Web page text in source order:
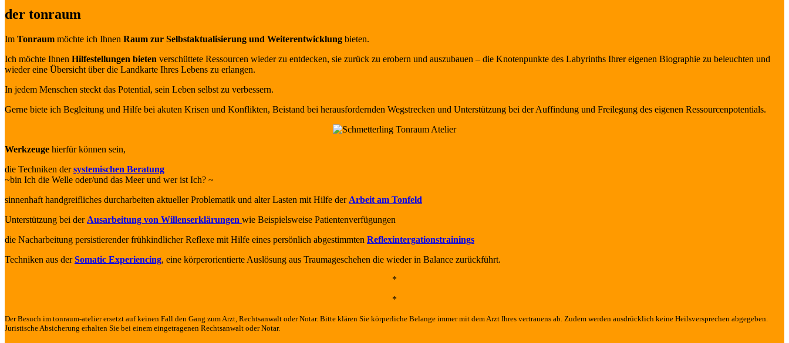
der tonraum
Im Tonraum möchte ich Ihnen Raum zur Selbstaktualisierung und Weiterentwicklung bieten.
Ich möchte Ihnen Hilfestellungen bieten verschüttete Ressourcen wieder zu entdecken, sie zurück zu erobern und auszubauen – die Knotenpunkte des Labyrinths Ihrer eigenen Biographie zu beleuchten und
wieder eine Übersicht über die Landkarte Ihres Lebens zu erlangen.
In jedem Menschen steckt das Potential, sein Leben selbst zu verbessern.
Gerne biete ich Begleitung und Hilfe bei akuten Krisen und Konflikten, Beistand bei herausfordernden Wegstrecken und Unterstützung bei der Auffindung und Freilegung des eigenen Ressourcenpotentials.
Werkzeuge hierfür können sein,
die Techniken dersystemischen Beratung
~bin Ich die Welle oder/und das Meer und wer ist Ich? ~
sinnenhaft handgreifliches durcharbeiten aktueller Problematik und alter Lasten mit Hilfe der Arbeit am Tonfeld
Unterstützung bei der Ausarbeitung von Willenserklärungen wie Beispielsweise Patientenverfügungen
die Nacharbeitung persistierender frühkindlicher Reflexe mit Hilfe eines persönlich abgestimmten Reflexintergationstrainings
Techniken aus derSomatic Experiencing, eine körperorientierte Auslösung aus Traumageschehen die wieder in Balance zurückführt.
*
*
Der Besuch im tonraum-atelier ersetzt auf keinen Fall den Gang zum Arzt, Rechtsanwalt oder Notar. Bitte klären Sie körperliche Belange immer mit dem Arzt Ihres vertrauens ab. Zudem werden ausdrücklich keine Heilsversprechen abgegeben.
Juristische Absicherung erhalten Sie bei einem eingetragenen Rechtsanwalt oder Notar.